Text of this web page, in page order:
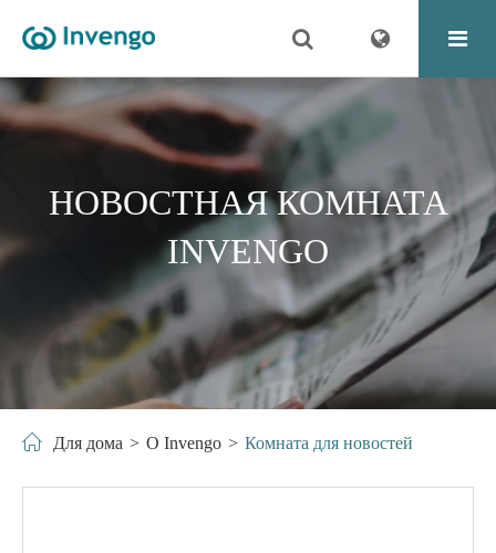
НОВОСТНАЯ КОМНАТА
INVENGO
Для дома О Invengo Комната для новостей